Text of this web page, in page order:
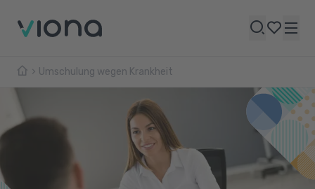
Umschulung wegen Krankheit